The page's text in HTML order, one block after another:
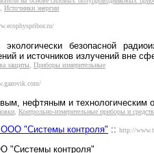
Источники энергии
безопасной
и источников излучений вне
защиты Приборы измерительные
нефтяным и технологическим
Контрольно-измерительные приборы и
ООО "Системы контроля" :: http://
"Системы контроля"